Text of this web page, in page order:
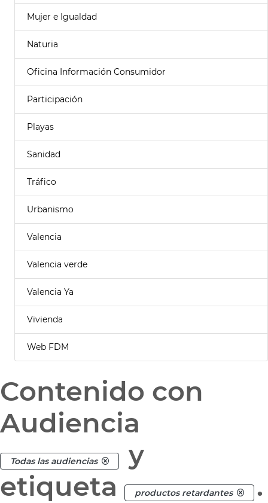
Mujer e Igualdad
Naturia
Oficina Información Consumidor
Participación
Playas
Sanidad
Tráfico
Urbanismo
Valencia
Valencia verde
Valencia Ya
Vivienda
Web FDM
Contenido con
Audiencia
Todas las audiencias
y
etiqueta
productos retardantes .